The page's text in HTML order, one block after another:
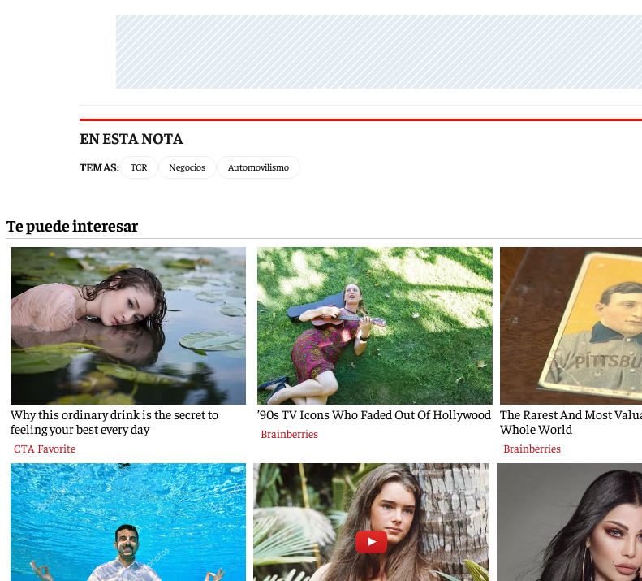
EN ESTA NOTA
TEMAS: TCR Negocios Automovilismo